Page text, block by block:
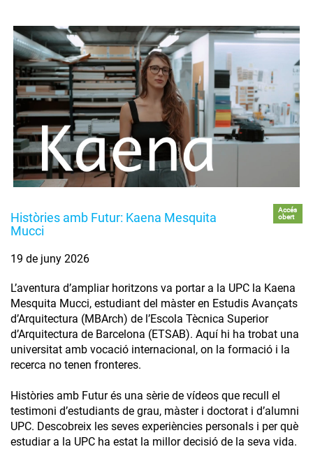
Històries amb Futur: Kaena Mesquita
Mucci
Accés
obert
19 de juny 2026
L’aventura d’ampliar horitzons va portar a la UPC la Kaena
Mesquita Mucci, estudiant del màster en Estudis Avançats
d’Arquitectura (MBArch) de l’Escola Tècnica Superior
d’Arquitectura de Barcelona (ETSAB). Aquí hi ha trobat una
universitat amb vocació internacional, on la formació i la
recerca no tenen fronteres.
Històries amb Futur és una sèrie de vídeos que recull el
testimoni d’estudiants de grau, màster i doctorat i d’alumni
UPC. Descobreix les seves experiències personals i per què
estudiar a la UPC ha estat la millor decisió de la seva vida.